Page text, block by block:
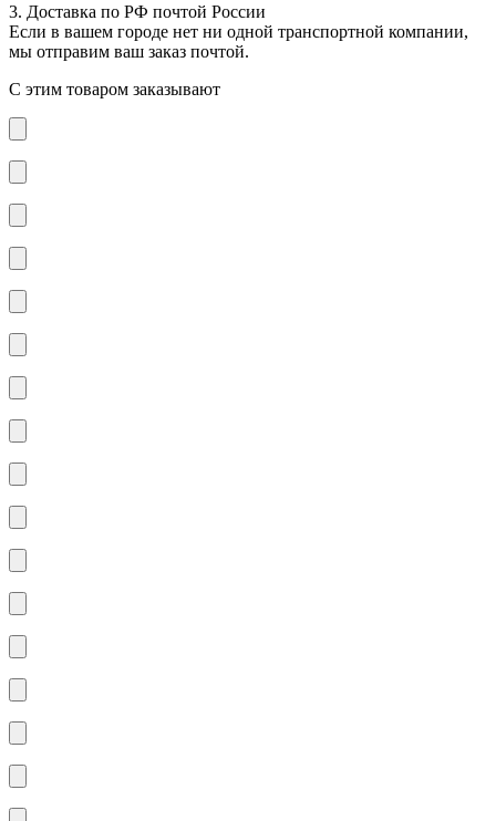
3. Доставка по РФ почтой России
Если в вашем городе нет ни одной транспортной компании,
мы отправим ваш заказ почтой.
С этим товаром заказывают